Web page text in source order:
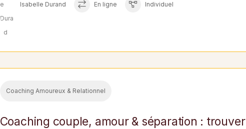
Isabelle Durand En ligne Individuel
Coaching Amoureux & Relationnel
Coaching couple, amour & séparation : trouver